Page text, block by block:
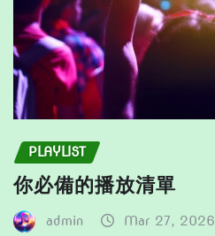
PLAYLIST
你必備的播放清單
admin Mar 27, 2026